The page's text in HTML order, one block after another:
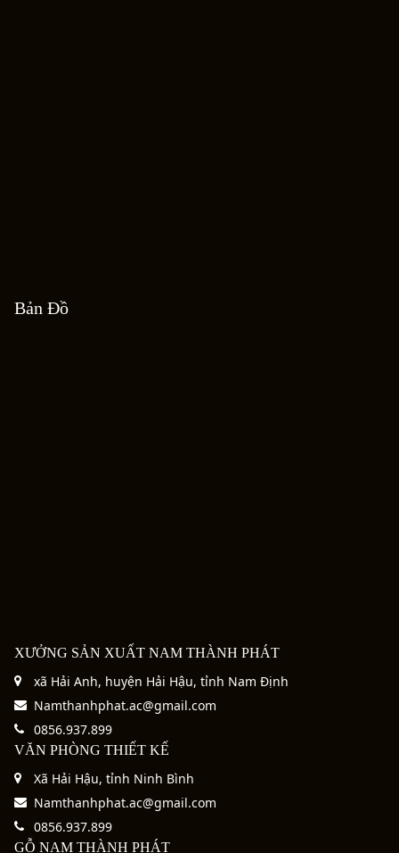
Bản Đồ
XƯỞNG SẢN XUẤT NAM THÀNH PHÁT
xã Hải Anh, huyện Hải Hậu, tỉnh Nam Định
Namthanhphat.ac@gmail.com
0856.937.899
VĂN PHÒNG THIẾT KẾ
Xã Hải Hậu, tỉnh Ninh Bình
Namthanhphat.ac@gmail.com
0856.937.899
GỖ NAM THÀNH PHÁT